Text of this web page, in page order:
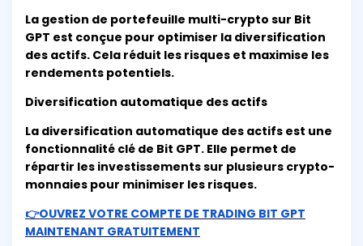
La gestion de portefeuille multi-crypto sur Bit
GPT est conçue pour optimiser la diversification
des actifs. Cela réduit les risques et maximise les
rendements potentiels.
Diversification automatique des actifs
La diversification automatique des actifs est une
fonctionnalité clé de Bit GPT. Elle permet de
répartir les investissements sur plusieurs crypto-
monnaies pour minimiser les risques.
👉OUVREZ VOTRE COMPTE DE TRADING BIT GPT
MAINTENANT GRATUITEMENT